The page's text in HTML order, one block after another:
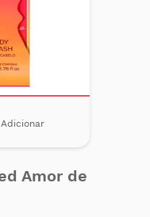
Adicionar
Amor de